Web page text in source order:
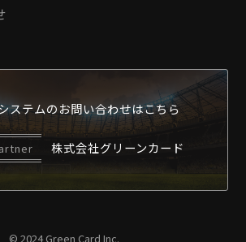
ステムのお問い合わせはこちら
株式会社グリーンカード
© 2024 Green Card Inc.